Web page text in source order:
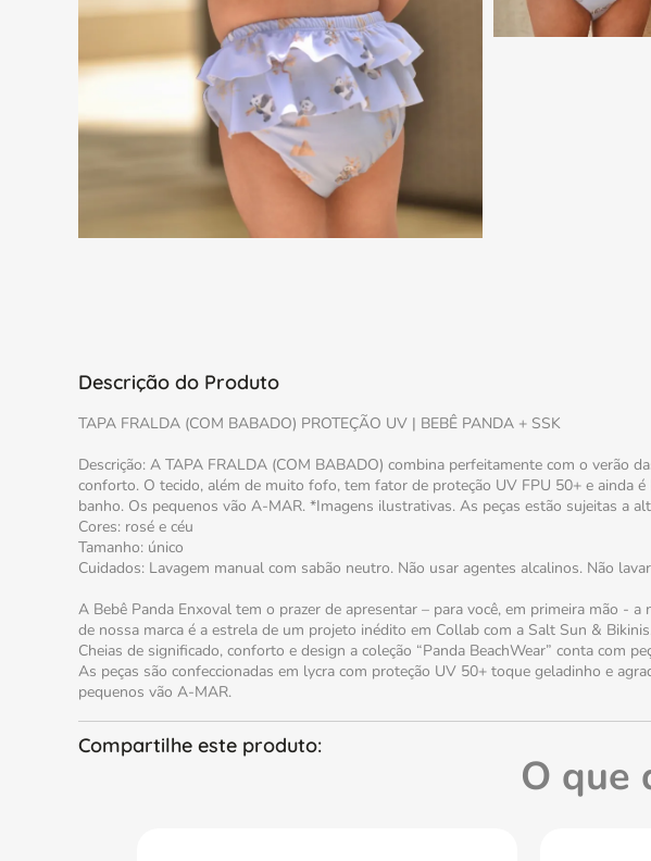
Descrição do Produto
TAPA FRALDA (COM BABADO) PROTEÇÃO UV | BEBÊ PANDA + SSK
Descrição: A TAPA FRALDA (COM BABADO) combina perfeitamente com o verão
conforto. O tecido, além de muito fofo, tem fator de proteção UV FPU 50+ e ainda
banho. Os pequenos vão A-MAR. *Imagens ilustrativas. As peças estão sujeitas a
Cores: rosé e céu
Tamanho: único
Cuidados: Lavagem manual com sabão neutro. Não usar agentes alcalinos. Não
A Bebê Panda Enxoval tem o prazer de apresentar – para você, em primeira mão -
de nossa marca é a estrela de um projeto inédito em Collab com a Salt Sun &
Cheias de significado, conforto e design a coleção “Panda BeachWear” conta com
As peças são confeccionadas em lycra com proteção UV 50+ toque geladinho e
pequenos vão A-MAR.
O que